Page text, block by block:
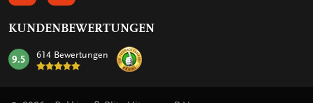
FOLGEN SIE UNS AUF FACEBOOK
FOLGEN SIE UNS AUF INSTAGRAM
KUNDENBEWERTUNGEN
mark:
9.5 614 Bewertungen